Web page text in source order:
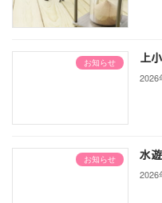
お知らせ 上
2026
お知らせ 水
2026